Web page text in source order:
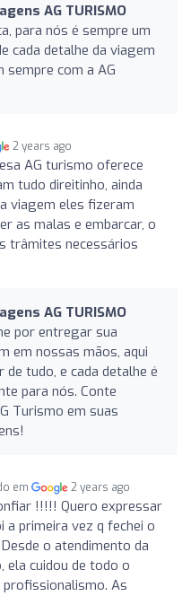
AG TURISMO
para nós é sempre um
cada detalhe da viagem
sempre com a AG
2 years ago
AG turismo oferece
tudo direitinho, ainda
viagem eles fizeram
as malas e embarcar, o
trâmites necessários
AG TURISMO
por entregar sua
em nossas mãos, aqui
de tudo, e cada detalhe é
para nós. Conte
Turismo em suas
em 2 years ago
!!!!! Quero expressar
a primeira vez q fechei o
o atendimento da
ela cuidou de todo o
As